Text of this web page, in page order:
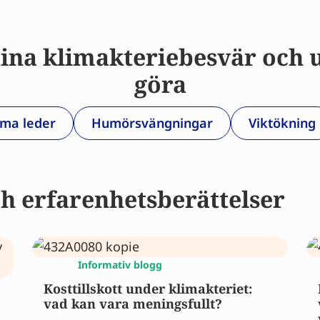
klimakteriebesvär och
göra
leder Humörsvängningar Viktökning
erfarenhetsberättelser
Informativ blogg
Kosttillskott under klimakteriet:
vad kan vara meningsfullt?